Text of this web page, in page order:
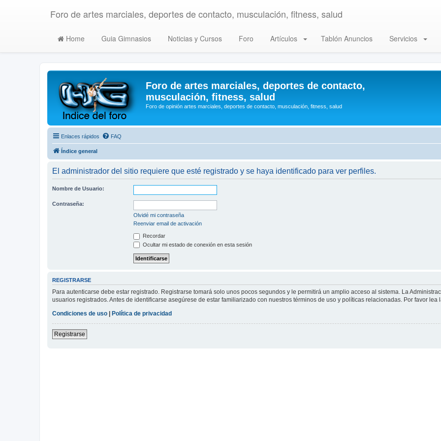
Foro de artes marciales, deportes de contacto, musculación, fitness, salud
Home Guia Gimnasios Noticias y Cursos Foro Artículos Tablón Anuncios Servicios
Foro de artes marciales, deportes de contacto,
musculación, fitness, salud
Foro de opinión artes marciales, deportes de contacto, musculación, fitness, salud
Enlaces rápidos FAQ
Índice general
El administrador del sitio requiere que esté registrado y se haya identificado para ver perfiles.
Nombre de Usuario:
Contraseña:
Olvidé mi contraseña
Reenviar email de activación
Recordar
Ocultar mi estado de conexión en esta sesión
REGISTRARSE
Para autenticarse debe estar registrado. Registrarse tomará solo unos pocos segundos y le permitirá un amplio acceso al sistema. La
usuarios registrados. Antes de identificarse asegúrese de estar familiarizado con nuestros términos de uso y políticas relacionadas. Por favor
Condiciones de uso | Política de privacidad
Registrarse